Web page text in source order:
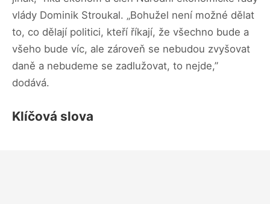
vlády Dominik Stroukal. „Bohužel není možné dělat
to, co dělají politici, kteří říkají, že všechno bude a
všeho bude víc, ale zároveň se nebudou zvyšovat
daně a nebudeme se zadlužovat, to nejde,”
dodává.
Klíčová slova